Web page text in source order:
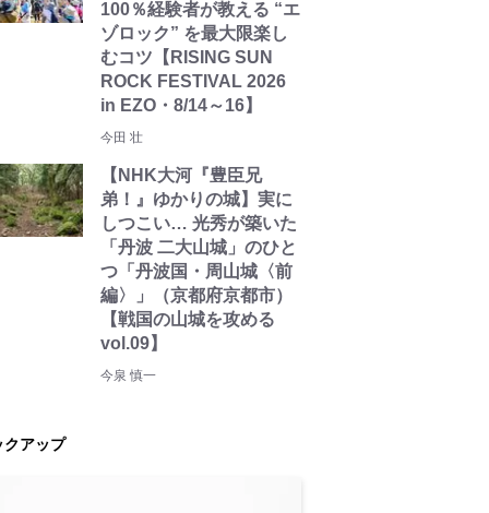
100％経験者が教える “エ
ゾロック” を最大限楽し
むコツ【RISING SUN
ROCK FESTIVAL 2026
in EZO・8/14～16】
今田 壮
【NHK大河『豊臣兄
弟！』ゆかりの城】実に
しつこい… 光秀が築いた
「丹波 二大山城」のひと
つ「丹波国・周山城〈前
編〉」（京都府京都市）
【戦国の山城を攻める
vol.09】
今泉 慎一
クアップ